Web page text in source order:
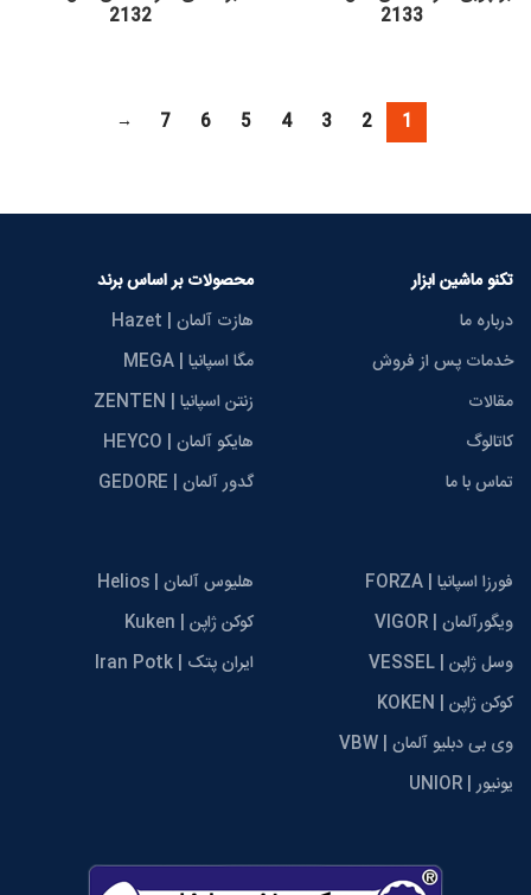
2133
2132
1
2
3
4
5
6
7
→
تکنو ماشین ابزار
درباره ما
خدمات پس از فروش
مقالات
کاتالوگ
تماس با ما
محصولات بر اساس برند
هازت آلمان | Hazet
مگا اسپانیا | MEGA
زنتن اسپانیا | ZENTEN
هایکو آلمان | HEYCO
گدور آلمان | GEDORE
فورزا اسپانیا | FORZA
ویگورآلمان | VIGOR
وسل ژاپن | VESSEL
کوکن ژاپن | KOKEN
وی بی دبلیو آلمان | VBW
یونیور | UNIOR
هلیوس آلمان | Helios
کوکن ژاپن | Kuken
ایران پتک | Iran Potk